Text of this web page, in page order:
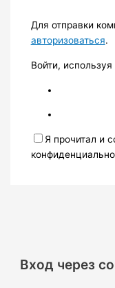
Для отправки
авторизоваться.
Войти,
Я прочитал и
Вход через